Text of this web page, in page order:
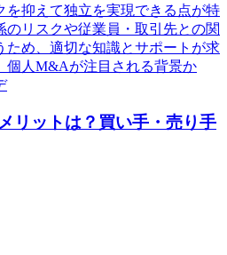
を抑えて独立を実現できる点が特
リスクや従業員・取引先との関
ため、適切な知識とサポートが求
個人M&Aが注目される背景か
リットは？買い手・売り手